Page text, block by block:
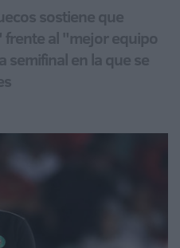
sostiene que
al "mejor equipo
semifinal en la que se